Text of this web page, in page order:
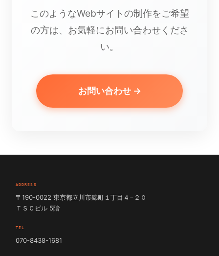
このようなWebサイトの制作をご希望
の方は、お気軽にお問い合わせくださ
い。
お問い合わせ →
ADDRESS
〒190-0022 東京都立川市錦町１丁目４−２０
ＴＳＣビル 5階
TEL
070-8438-1681